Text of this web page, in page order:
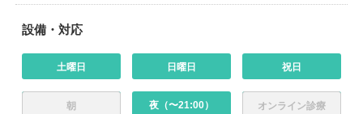
設備・対応
土曜日 日曜日 祝日
朝 夜（〜21:00） オンライン診療